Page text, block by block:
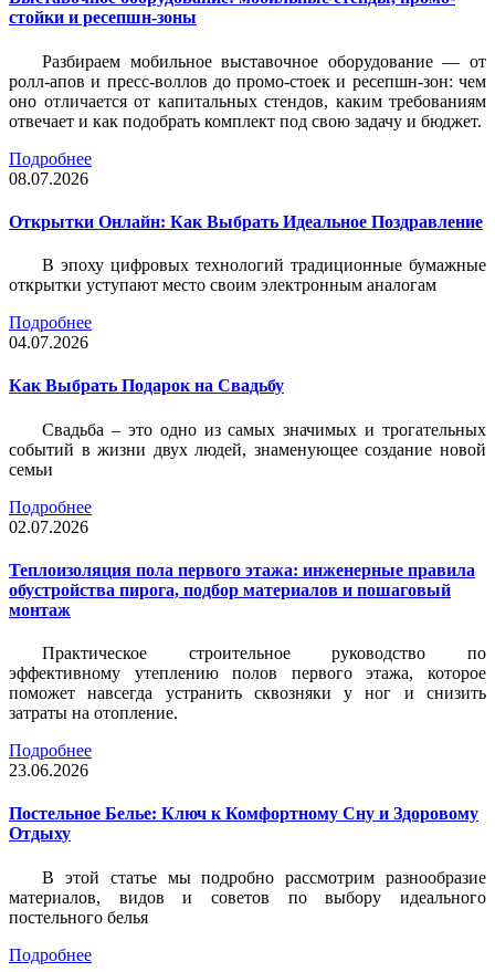
стойки и ресепшн-зоны
Разбираем мобильное выставочное оборудование — от
ролл-апов и пресс-воллов до промо-стоек и ресепшн-зон: чем
оно отличается от капитальных стендов, каким требованиям
отвечает и как подобрать комплект под свою задачу и бюджет.
Подробнее
08.07.2026
Открытки Онлайн: Как Выбрать Идеальное Поздравление
В эпоху цифровых технологий традиционные бумажные
открытки уступают место своим электронным аналогам
Подробнее
04.07.2026
Как Выбрать Подарок на Свадьбу
Свадьба – это одно из самых значимых и трогательных
событий в жизни двух людей, знаменующее создание новой
семьи
Подробнее
02.07.2026
Теплоизоляция пола первого этажа: инженерные правила
обустройства пирога, подбор материалов и пошаговый
монтаж
Практическое строительное руководство по
эффективному утеплению полов первого этажа, которое
поможет навсегда устранить сквозняки у ног и снизить
затраты на отопление.
Подробнее
23.06.2026
Постельное Белье: Ключ к Комфортному Сну и Здоровому
Отдыху
В этой статье мы подробно рассмотрим разнообразие
материалов, видов и советов по выбору идеального
постельного белья
Подробнее